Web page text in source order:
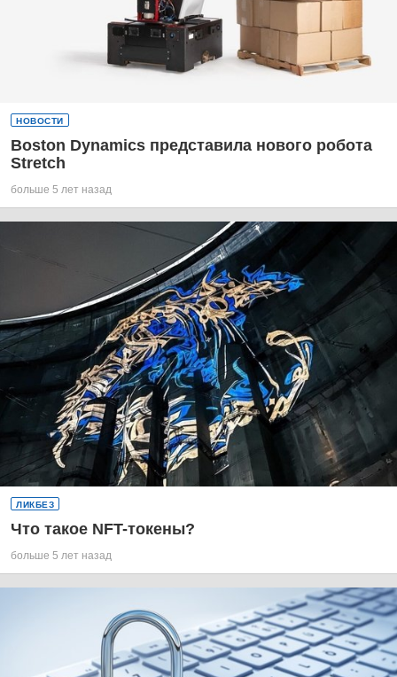
НОВОСТИ
Boston Dynamics представила нового робота
Stretch
больше 5 лет назад
ЛИКБЕЗ
Что такое NFT-токены?
больше 5 лет назад